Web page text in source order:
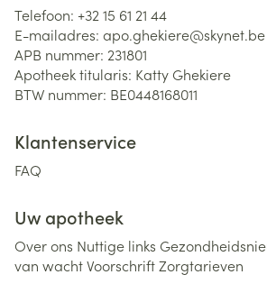
Telefoon: +32 15 61 21 44
E-mailadres: apo.ghekiere@skynet.be
APB nummer: 231801
Apotheek titularis: Katty Ghekiere
BTW nummer: BE0448168011
Klantenservice
FAQ
Uw apotheek
Over ons Nuttige links
van wachtVoorschriftZorgtarieven